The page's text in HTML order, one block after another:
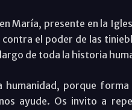
María, presente en la
el poder de las
de toda la historia
humanidad, porque
ayude. Os invito a